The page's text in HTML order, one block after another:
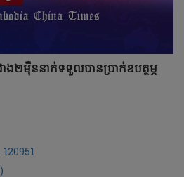
ជាង២ម៉ឺននាក់ទទួលបានប្រាក់ឧបត្ថម្ភ